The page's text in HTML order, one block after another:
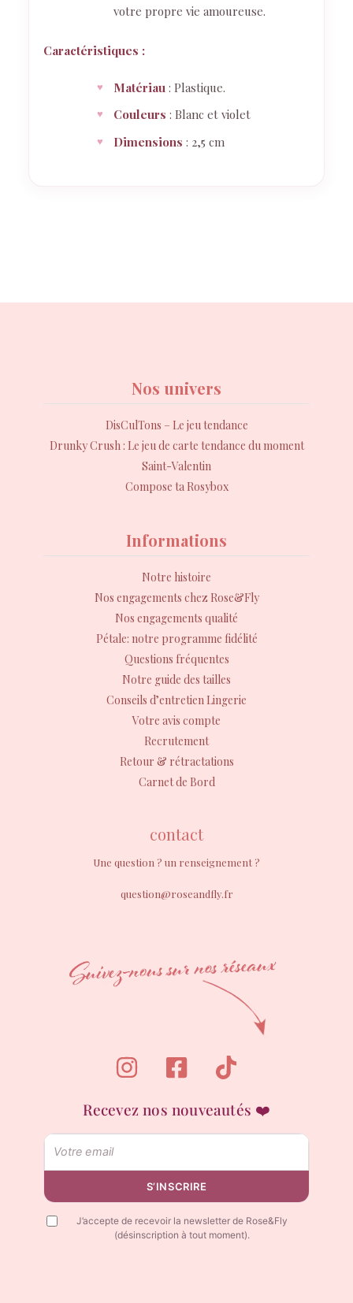
votre propre vie amoureuse.
Caractéristiques :
Matériau : Plastique.
Couleurs : Blanc et violet
Dimensions : 2,5 cm
Nos univers
DisCulTons – Le jeu tendance
Drunky Crush : Le jeu de carte tendance du moment
Saint-Valentin
Compose ta Rosybox
Informations
Notre histoire
Nos engagements chez Rose&Fly
Nos engagements qualité
Pétale: notre programme fidélité
Questions fréquentes
Notre guide des tailles
Conseils d’entretien Lingerie
Votre avis compte
Recrutement
Retour & rétractations
Carnet de Bord
contact
Une question ? un renseignement ?
question@roseandfly.fr
Recevez nos nouveautés ❤️
Email
S’INSCRIRE
J’accepte de recevoir la newsletter de Rose&Fly
(désinscription à tout moment).